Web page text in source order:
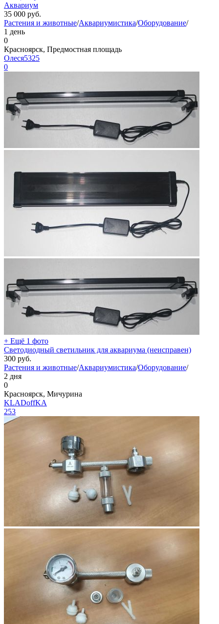
Аквариум
35 000 руб.
Растения и животные/Аквариумистика/Оборудование/
1 день
0
Красноярск, Предмостная площадь
Олеся5325
0
+ Ещё 1 фото
Светодиодный светильник для аквариума (неисправен)
300 руб.
Растения и животные/Аквариумистика/Оборудование/
2 дня
0
Красноярск, Мичурина
KLADoffKA
253